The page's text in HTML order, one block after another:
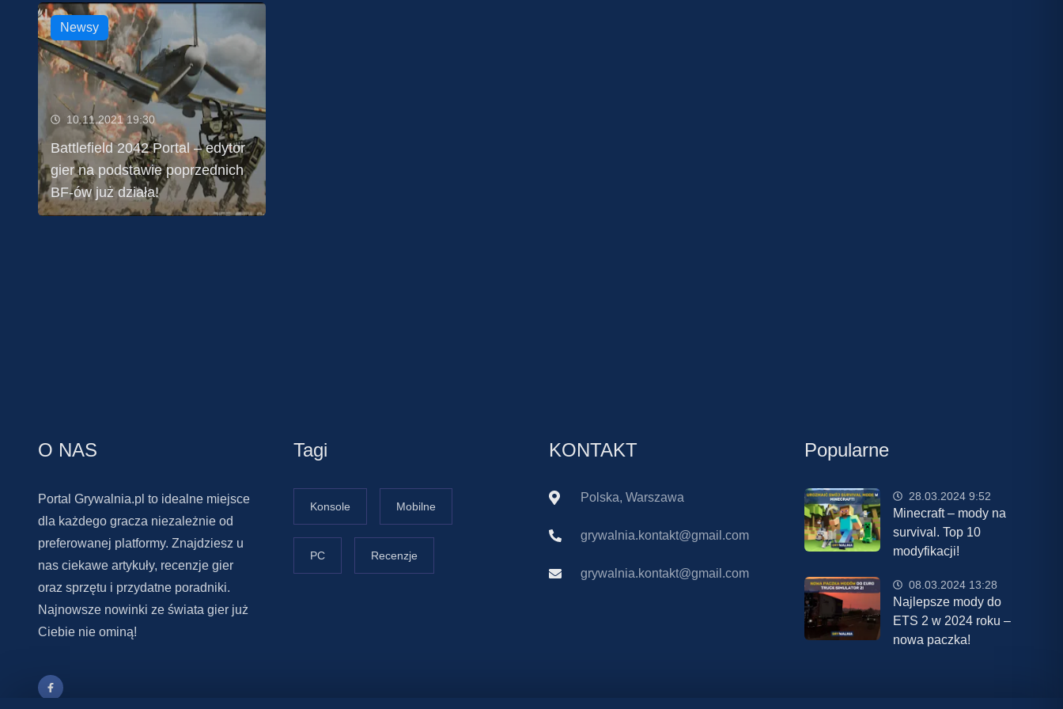
Newsy
10.11.2021 19:30
Battlefield 2042 Portal – edytor
gier na podstawie poprzednich
BF-ów już działa!
O NAS
Portal Grywalnia.pl to idealne miejsce
dla każdego gracza niezależnie od
preferowanej platformy. Znajdziesz u
nas ciekawe artykuły, recenzje gier
oraz sprzętu i przydatne poradniki.
Najnowsze nowinki ze świata gier już
Ciebie nie ominą!
Tagi
Konsole Mobilne
PC Recenzje
KONTAKT
Polska, Warszawa
grywalnia.kontakt@gmail.com
grywalnia.kontakt@gmail.com
Popularne
28.03.2024 9:52
Minecraft – mody na
survival. Top 10
modyfikacji!
08.03.2024 13:28
Najlepsze mody do
ETS 2 w 2024 roku –
nowa paczka!